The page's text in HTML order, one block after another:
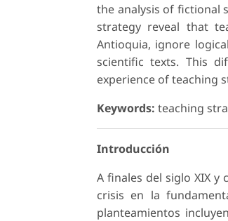
the analysis of fictional
strategy reveal that
Antioquia, ignore
scientific texts. This
experience of teaching
Keywords: teaching
Introducción
A finales del siglo XIX
crisis en la
planteamientos